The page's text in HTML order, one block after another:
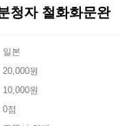
청자 철화화문완
일본
20,000원
10,000원
0점